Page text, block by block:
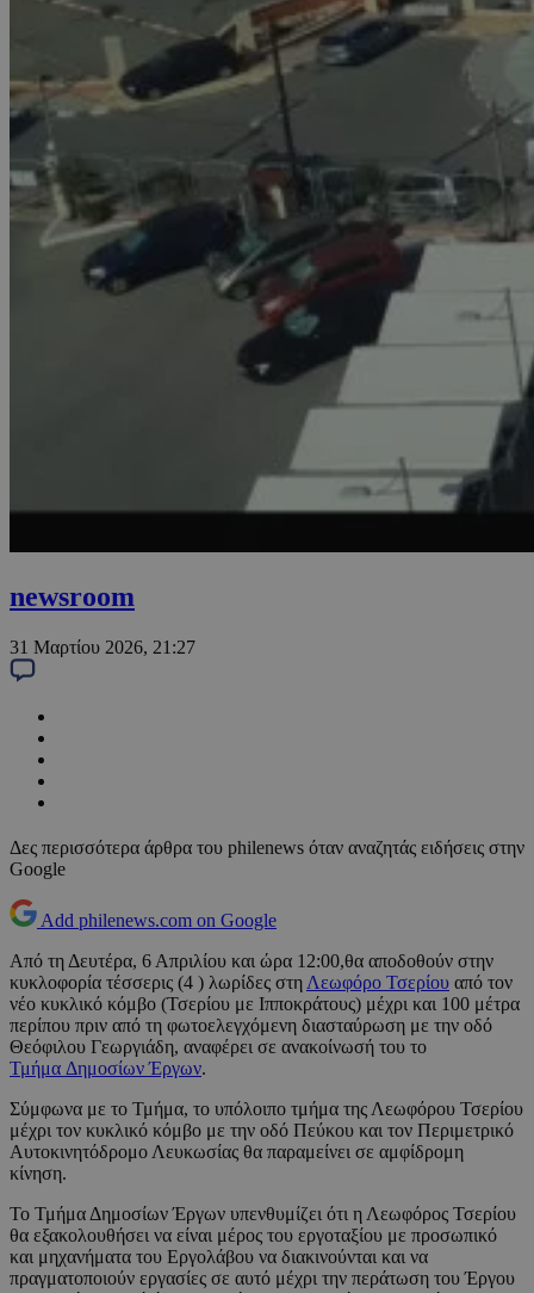
newsroom
31 Μαρτίου 2026, 21:27
Δες περισσότερα άρθρα του philenews όταν αναζητάς ειδήσεις στην
Google
Add philenews.com on Google
Από τη Δευτέρα, 6 Απριλίου και ώρα 12:00,θα αποδοθούν στην
κυκλοφορία τέσσερις (4 ) λωρίδες στη Λεωφόρο Τσερίου από τον
νέο κυκλικό κόμβο (Τσερίου με Ιπποκράτους) μέχρι και 100 μέτρα
περίπου πριν από τη φωτοελεγχόμενη διασταύρωση με την οδό
Θεόφιλου Γεωργιάδη, αναφέρει σε ανακοίνωσή του το
Τμήμα Δημοσίων Έργων.
Σύμφωνα με το Τμήμα, το υπόλοιπο τμήμα της Λεωφόρου Τσερίου
μέχρι τον κυκλικό κόμβο με την οδό Πεύκου και τον Περιμετρικό
Αυτοκινητόδρομο Λευκωσίας θα παραμείνει σε αμφίδρομη
κίνηση.
Το Τμήμα Δημοσίων Έργων υπενθυμίζει ότι η Λεωφόρος Τσερίου
θα εξακολουθήσει να είναι μέρος του εργοταξίου με προσωπικό
και μηχανήματα του Εργολάβου να διακινούνται και να
πραγματοποιούν εργασίες σε αυτό μέχρι την περάτωση του Έργου